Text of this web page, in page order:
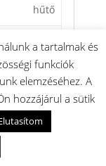
hűtő
hűtő
hűtő
a tartalmak és
funkciók
elemzéséhez. A
hozzájárul a sütik